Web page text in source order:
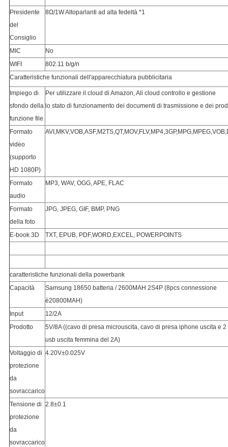
Presidente
del
Consiglio
8Ω/1W Altoparlanti ad alta fedeltà *1
MIC
No
WIFI
802.11 b/g/n
Caratteristiche funzionali dell'apparecchiatura pubblicitaria
Impiego di
sfondo della
funzione file
Per utilizzare il cloud di Amazon, Ali cloud controllo e gestione
lo stato di funzionamento dei documenti di trasmissione e dei
Formato
video
(supporto
HD 1080P)
Formato
audio
MP3, WAV, OGG, APE, FLAC
Formato
della foto
JPG, JPEG, GIF, BMP, PNG
E-book 3D TXT, EPUB, PDF,WORD,EXCEL, POWERPOINTS
caratteristiche funzionali della powerbank
Capacità
Samsung 18650 batteria / 2600MAH 2S4P (8pcs connessione
è20800MAH)
Input
12/2A
Prodotto
5V/8A ((cavo di presa microuscita, cavo di presa iphone uscita e 2
usb uscita femmina del 2A)
Voltaggio di
protezione
da
sovraccarico
4.20V±0.025V
Tensione di
protezione
da
sovraccarico
2.8±0.1